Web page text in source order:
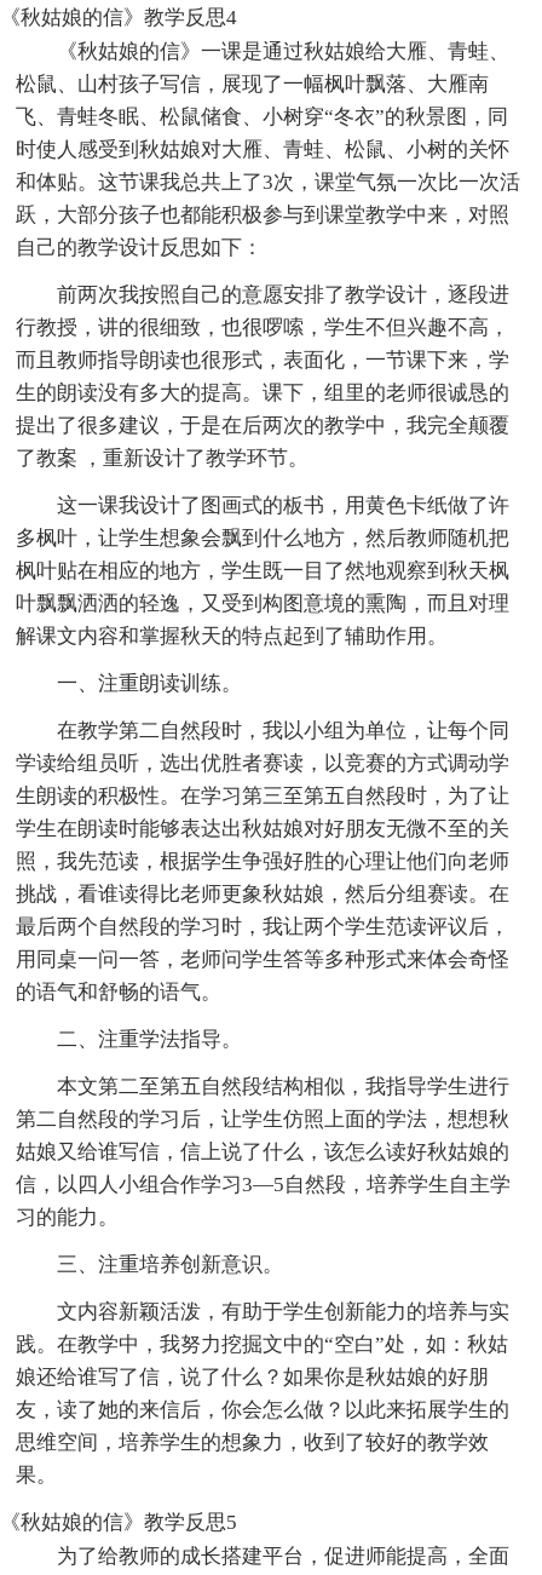
《秋姑娘的信》教学反思4
《秋姑娘的信》一课是通过秋姑娘给大雁、青蛙、
松鼠、山村孩子写信，展现了一幅枫叶飘落、大雁南
飞、青蛙冬眠、松鼠储食、小树穿“冬衣”的秋景图，同
时使人感受到秋姑娘对大雁、青蛙、松鼠、小树的关怀
和体贴。这节课我总共上了3次，课堂气氛一次比一次活
跃，大部分孩子也都能积极参与到课堂教学中来，对照
自己的教学设计反思如下：
前两次我按照自己的意愿安排了教学设计，逐段进
行教授，讲的很细致，也很啰嗦，学生不但兴趣不高，
而且教师指导朗读也很形式，表面化，一节课下来，学
生的朗读没有多大的提高。课下，组里的老师很诚恳的
提出了很多建议，于是在后两次的教学中，我完全颠覆
了教案 ，重新设计了教学环节。
这一课我设计了图画式的板书，用黄色卡纸做了许
多枫叶，让学生想象会飘到什么地方，然后教师随机把
枫叶贴在相应的地方，学生既一目了然地观察到秋天枫
叶飘飘洒洒的轻逸，又受到构图意境的熏陶，而且对理
解课文内容和掌握秋天的特点起到了辅助作用。
一、注重朗读训练。
在教学第二自然段时，我以小组为单位，让每个同
学读给组员听，选出优胜者赛读，以竞赛的方式调动学
生朗读的积极性。在学习第三至第五自然段时，为了让
学生在朗读时能够表达出秋姑娘对好朋友无微不至的关
照，我先范读，根据学生争强好胜的心理让他们向老师
挑战，看谁读得比老师更象秋姑娘，然后分组赛读。在
最后两个自然段的学习时，我让两个学生范读评议后，
用同桌一问一答，老师问学生答等多种形式来体会奇怪
的语气和舒畅的语气。
二、注重学法指导。
本文第二至第五自然段结构相似，我指导学生进行
第二自然段的学习后，让学生仿照上面的学法，想想秋
姑娘又给谁写信，信上说了什么，该怎么读好秋姑娘的
信，以四人小组合作学习3—5自然段，培养学生自主学
习的能力。
三、注重培养创新意识。
文内容新颖活泼，有助于学生创新能力的培养与实
践。在教学中，我努力挖掘文中的“空白”处，如：秋姑
娘还给谁写了信，说了什么？如果你是秋姑娘的好朋
友，读了她的来信后，你会怎么做？以此来拓展学生的
思维空间，培养学生的想象力，收到了较好的教学效
果。
《秋姑娘的信》教学反思5
为了给教师的成长搭建平台，促进师能提高，全面